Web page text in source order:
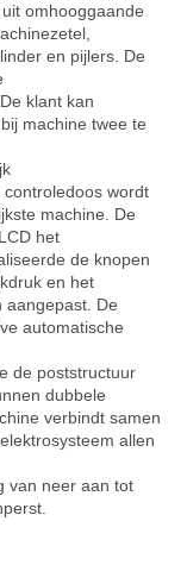
omhooggaande
en pijlers. De
klant kan
machine twee te
wordt
machine. De
het
de knopen
en het
aangepast. De
automatische
de poststructuur
dubbele
verbindt samen
allen
van neer aan tot